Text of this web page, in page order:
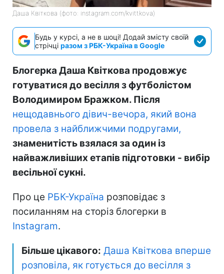
Даша Квіткова (фото: instagram.com/kvittkova)
Будь у курсі, а не в шоці! Додай змісту своїй
стрічці разом з РБК-Україна в Google
Блогерка Даша Квіткова продовжує
готуватися до весілля з футболістом
Володимиром Бражком. Після
нещодавнього дівич-вечора, який вона
провела з найближчими подругами,
знаменитість взялася за один із
найважливіших етапів підготовки - вибір
весільної сукні.
Про це РБК-Україна розповідає з
посиланням на сторіз блогерки в
Іnstagram.
Більше цікавого: Даша Квіткова вперше
розповіла, як готується до весілля з